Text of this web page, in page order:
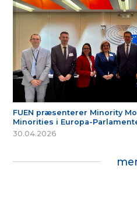
FUEN præsenterer Minority
Minorities i Europa-
30.04.2026